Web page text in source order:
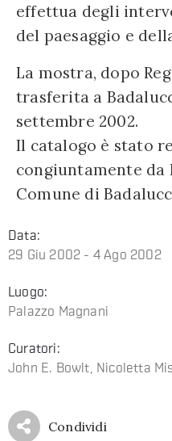
effettua degli
del paesaggio e
La mostra, dopo
trasferita a
settembre 2002.
Il catalogo è stato
congiuntamente da
Comune di
Data:
29 Giu 2002 - 4 Ago 2002
Luogo:
Palazzo Magnani
Curatori:
John E. Bowlt, Nicoletta
Condividi